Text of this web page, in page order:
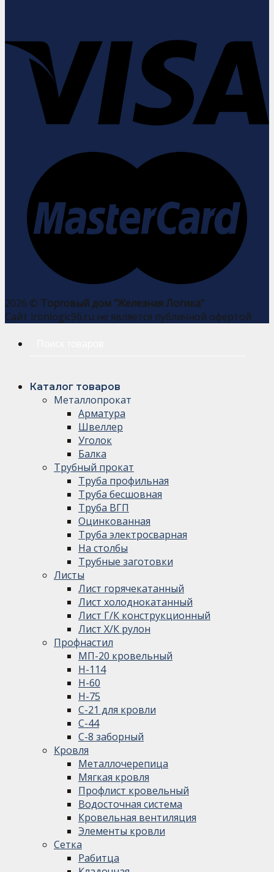
2026 © Торговый дом "Железная Логика"
Сайт ironlogic96.ru не является публичной офертой
Каталог товаров
Металлопрокат
Арматура
Швеллер
Уголок
Балка
Трубный прокат
Труба профильная
Труба бесшовная
Труба ВГП
Оцинкованная
Труба электросварная
На столбы
Трубные заготовки
Листы
Лист горячекатанный
Лист холоднокатанный
Лист Г/К конструкционный
Лист Х/К рулон
Профнастил
МП-20 кровельный
Н-114
Н-60
Н-75
С-21 для кровли
С-44
С-8 заборный
Кровля
Металлочерепица
Мягкая кровля
Профлист кровельный
Водосточная система
Кровельная вентиляция
Элементы кровли
Сетка
Рабитца